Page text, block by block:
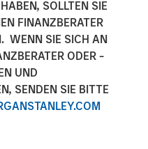
SOLLTEN SIE
FINANZBERATER
WENN SIE SICH AN
ODER -
UND
SENDEN SIE BITTE
BAST Investment
stake in Breitenfeld AG
the Austrian specialty
and Fortis
back the shares
Partner GmbH.
Morgan Stanley